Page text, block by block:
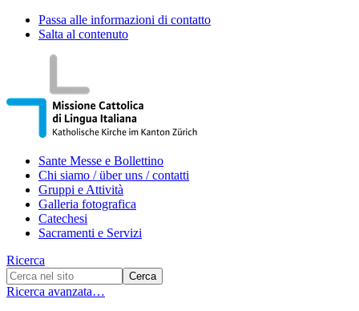
Passa alle informazioni di contatto
Salta al contenuto
Sante Messe e Bollettino
Chi siamo / über uns / contatti
Gruppi e Attività
Galleria fotografica
Catechesi
Sacramenti e Servizi
Ricerca
Ricerca avanzata…